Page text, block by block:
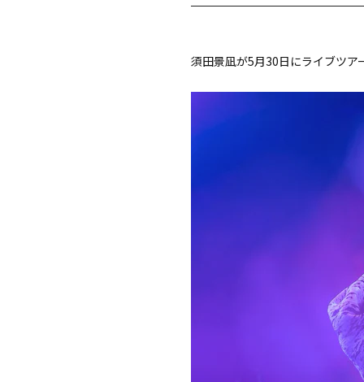
須田景凪が5月30日にライブツア